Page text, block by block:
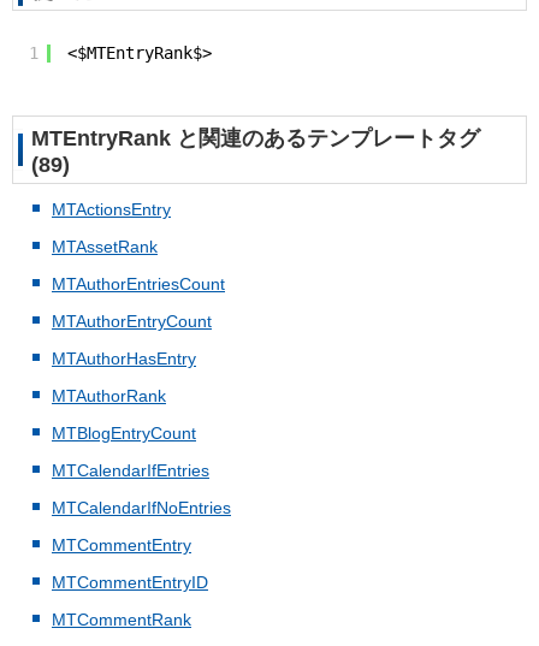
1 <$MTEntryRank$>
MTEntryRank と関連のあるテンプレートタグ
(89)
MTActionsEntry
MTAssetRank
MTAuthorEntriesCount
MTAuthorEntryCount
MTAuthorHasEntry
MTAuthorRank
MTBlogEntryCount
MTCalendarIfEntries
MTCalendarIfNoEntries
MTCommentEntry
MTCommentEntryID
MTCommentRank